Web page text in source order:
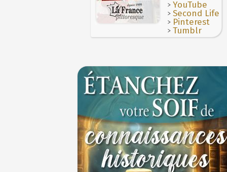
>YouTube
>Second Life
> Pinterest
>Tumblr